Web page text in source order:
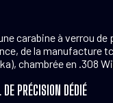
carabine à verrou
de la manufacture
chambrée en .308
PRÉCISION DÉDIÉ